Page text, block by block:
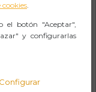
los
Inspirado en
este escape
por
cookies.
el botón "Aceptar",
y configurarlas
Configurar